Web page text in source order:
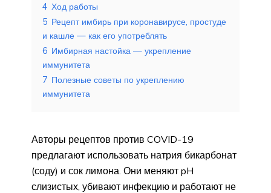
4 Ход работы
5 Рецепт имбирь при коронавирусе, простуде
и кашле — как его употреблять
6 Имбирная настойка — укрепление
иммунитета
7 Полезные советы по укреплению
иммунитета
Авторы рецептов против COVID-19
предлагают использовать натрия бикарбонат
(соду) и сок лимона. Они меняют pH
слизистых, убивают инфекцию и работают не